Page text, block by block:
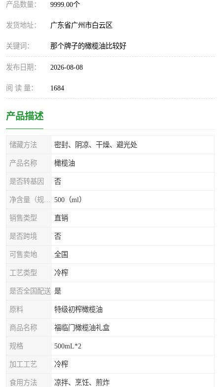
产品数量： 9999.00个
发货地址： 广东省广州市白云区
关键词： 那个牌子的橄榄油比较好
发布日期： 2026-08-08
阅 读 量： 1684
产品描述
储藏方法 密封、阴凉、干燥、避光处
产品名称 橄榄油
是否转基因 否
500（ml）
销售类型 直销
是否跨境 否
可售卖地 全国
工艺类型 冷榨
是否全国配送 是
原料 特级初榨橄榄油
商品名称 福临门橄榄油礼盒
规格 500mL*2
加工工艺 冷榨
食用方法 凉拌、烹饪、煎炸